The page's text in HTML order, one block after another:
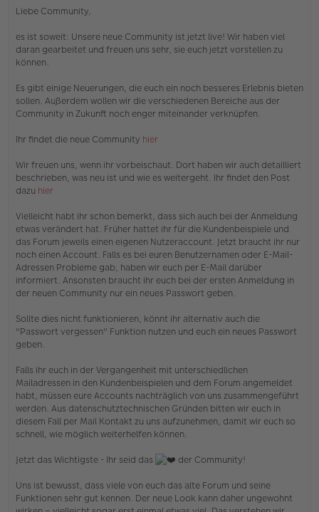
g
l
e
s
e
r
B
t
a
g
Liebe Community,
es ist soweit: Unsere neue Community ist jetzt live! Wir haben viel
daran gearbeitet und freuen uns sehr, sie euch jetzt vorstellen zu
können.
Es gibt einige Neuerungen, die euch ein noch besseres Erlebnis bieten
sollen. Außerdem wollen wir die verschiedenen Bereiche aus der
Community in Zukunft noch enger miteinander verknüpfen.
Ihr findet die neue Community hier
Wir freuen uns, wenn ihr vorbeischaut. Dort haben wir auch detailliert
beschrieben, was neu ist und wie es weitergeht. Ihr findet den Post
dazu hier
Vielleicht habt ihr schon bemerkt, dass sich auch bei der Anmeldung
etwas verändert hat. Früher hattet ihr für die Kundenbeispiele und
das Forum jeweils einen eigenen Nutzeraccount. Jetzt braucht ihr nur
noch einen Account. Falls es bei euren Benutzernamen oder E-Mail-
Adressen Probleme gab, haben wir euch per E-Mail darüber
informiert. Ansonsten braucht ihr euch bei der ersten Anmeldung in
der neuen Community nur ein neues Passwort geben.
Sollte dies nicht funktionieren, könnt ihr alternativ auch die
"Passwort vergessen" Funktion nutzen und euch ein neues Passwort
geben.
Falls ihr euch in der Vergangenheit mit unterschiedlichen
Mailadressen in den Kundenbeispielen und dem Forum angemeldet
habt, müssen eure Accounts nachträglich von uns zusammengeführt
werden. Aus datenschutztechnischen Gründen bitten wir euch in
diesem Fall per Mail Kontakt zu uns aufzunehmen, damit wir euch so
schnell, wie möglich weiterhelfen können.
Jetzt das Wichtigste - Ihr seid das
der Community!
Uns ist bewusst, dass viele von euch das alte Forum und seine
Funktionen sehr gut kennen. Der neue Look kann daher ungewohnt